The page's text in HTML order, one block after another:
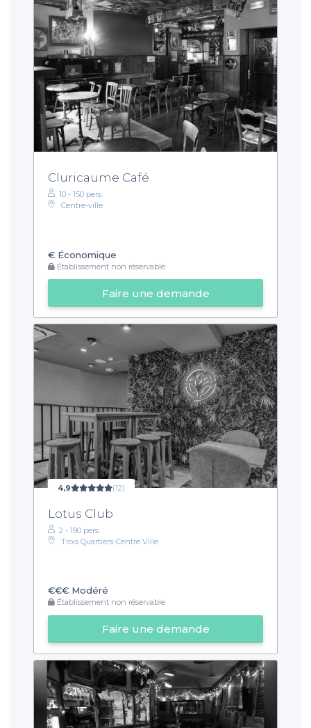
Cluricaume Café
10 - 150 pers.
Centre-ville
€ Économique
Établissement non réservable
Faire une demande
4,9 (12)
Lotus Club
2 - 190 pers.
Trois Quartiers-Centre Ville
€€€ Modéré
Établissement non réservable
Faire une demande